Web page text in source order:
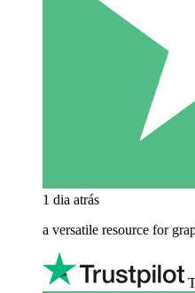
1 dia atrás
a versatile resource for